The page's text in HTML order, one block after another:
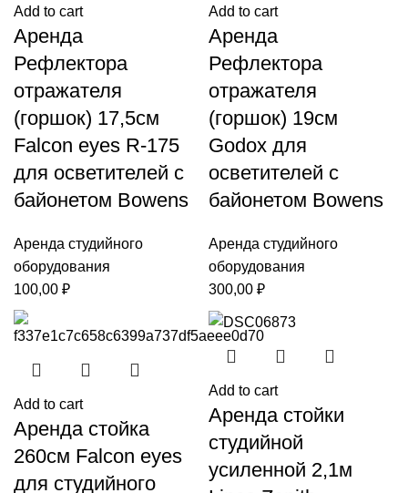
Add to cart
Аренда
Рефлектора
отражателя
(горшок) 17,5см
Falcon eyes R-175
для осветителей с
байонетом Bowens
Аренда студийного
оборудования
100,00 ₽
Add to cart
Аренда
Рефлектора
отражателя
(горшок) 19см
Godox для
осветителей с
байонетом Bowens
Аренда студийного
оборудования
300,00 ₽
Add to cart
Аренда стойка
260см Falcon eyes
для студийного
Add to cart
Аренда стойки
студийной
усиленной 2,1м